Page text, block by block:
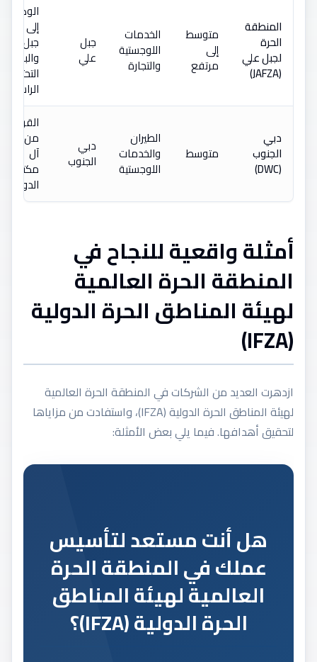
المنطقة
الحرة
لجبل علي
(JAFZA)
متوسط
إلى
مرتفع
الخدمات
اللوجستية
والتجارة
جبل
علي
الوصول
إلى ميناء
جبل علي
والبنية
التحتية
الراسخة
دبي
الجنوب
(DWC)
متوسط
الطيران
والخدمات
اللوجستية
دبي
الجنوب
القرب
من مطار
آل
مكتوم
الدولي
أمثلة واقعية للنجاح في
المنطقة الحرة العالمية
لهيئة المناطق الحرة الدولية
(IFZA)
ازدهرت العديد من الشركات في المنطقة الحرة العالمية
لهيئة المناطق الحرة الدولية (IFZA)، واستفادت من مزاياها
لتحقيق أهدافها. فيما يلي بعض الأمثلة:
هل أنت مستعد لتأسيس
عملك في المنطقة الحرة
العالمية لهيئة المناطق
الحرة الدولية (IFZA)؟